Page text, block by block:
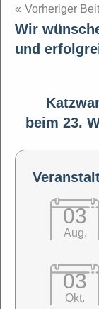
Vorheriger
Wir
und
beim 23.
03
Aug.
03
Okt.